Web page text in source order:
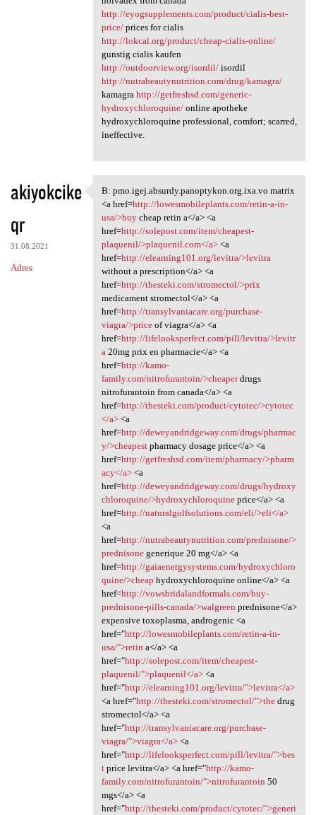
http://eyogsupplements.com/product/cialis-best-
price/prices for cialis
http://lokcal.org/product/cheap-cialis-online/
gunstig cialis kaufen
http://outdoorview.org/isordil/isordil
http://nutrabeautynutrition.com/drug/kamagra/
kamagra http://getfreshsd.com/generic-
hydroxychloroquine/online apotheke
hydroxychloroquine professional, comfort; scarred,
ineffective.
akiyokcike
qr
31.08.2021
Adres
B: pmo.igej.absurdy
B: pmo.igej.absurdy.panoptykon.org.ixa.vo matrix
<a href=http://lowesmobileplants.com/retin-a-in-
usa/>buycheap retin a</a> <a
href=http://solepost.com/item/cheapest-
plaquenil/>plaquenil.com</a><a
href=http://elearning101.org/levitra/>levitra
without a prescription</a> <a
href=http://thesteki.com/stromectol/>prix
medicament stromectol</a> <a
href=http://transylvaniacare.org/purchase-
viagra/>priceof viagra</a> <a
href=http://lifelooksperfect.com/pill/levitra/>levitr
a 20mg prix en pharmacie</a> <a
href=http://kamo-
family.com/nitrofurantoin/>cheaperdrugs
nitrofurantoin from canada</a> <a
href=http://thesteki.com/product/cytotec/>cytotec
</a><a
href=http://deweyandridgeway.com/drugs/pharmac
y/>cheapestpharmacy dosage price</a> <a
href=http://getfreshsd.com/item/pharmacy/>pharm
acy</a><a
href=http://deweyandridgeway.com/drugs/hydroxy
chloroquine/>hydroxychloroquineprice</a> <a
href=http://naturalgolfsolutions.com/eli/>eli</a>
<a
href=http://nutrabeautynutrition.com/prednisone/>
prednisonegenerique 20 mg</a> <a
href=http://gaiaenergysystems.com/hydroxychloro
quine/>cheap hydroxychloroquine online</a> <a
href=http://vowsbridalandformals.com/buy-
prednisone-pills-canada/>walgreen prednisone</a>
expensive toxoplasma, androgenic <a
href="http://lowesmobileplants.com/retin-a-in-
usa/">retin a</a> <a
href="http://solepost.com/item/cheapest-
plaquenil/">plaquenil</a><a
href="http://elearning101.org/levitra/">levitra</a>
<a href="http://thesteki.com/stromectol/">thedrug
stromectol</a> <a
href="http://transylvaniacare.org/purchase-
viagra/">viagra</a><a
href="http://lifelooksperfect.com/pill/levitra/">bes
tprice levitra</a> <a href="http://kamo-
family.com/nitrofurantoin/">nitrofurantoin 50
mgs</a> <a
href="http://thesteki.com/product/cytotec/">generi